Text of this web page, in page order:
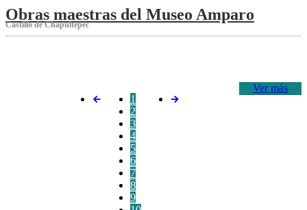
Obras maestras del Museo Amparo
Castillo de Chapultepec
Ver más
1
2
3
4
5
6
7
8
9